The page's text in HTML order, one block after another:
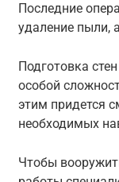
Последние
удаление пыли,
Подготовка
особой
этим придется
необходимых
Чтобы